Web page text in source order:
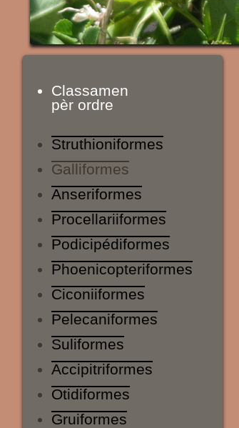
Classamen
pèr ordre
Struthioniformes
Galliformes
Anseriformes
Procellariiformes
Podicipédiformes
Phoenicopteriformes
Ciconiiformes
Pelecaniformes
Suliformes
Accipitriformes
Otidiformes
Gruiformes